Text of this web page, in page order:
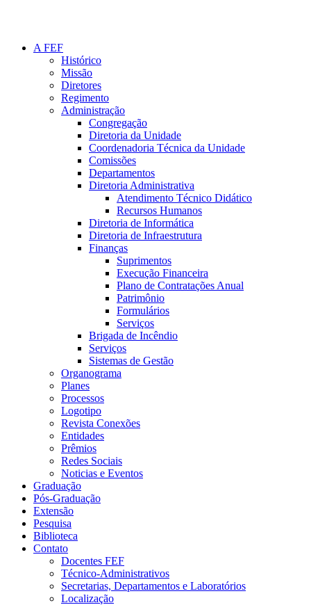
A FEF
Histórico
Missão
Diretores
Regimento
Administração
Congregação
Diretoria da Unidade
Coordenadoria Técnica da Unidade
Comissões
Departamentos
Diretoria Administrativa
Atendimento Técnico Didático
Recursos Humanos
Diretoria de Informática
Diretoria de Infraestrutura
Finanças
Suprimentos
Execução Financeira
Plano de Contratações Anual
Patrimônio
Formulários
Serviços
Brigada de Incêndio
Serviços
Sistemas de Gestão
Organograma
Planes
Processos
Logotipo
Revista Conexões
Entidades
Prêmios
Redes Sociais
Noticias e Eventos
Graduação
Pós-Graduação
Extensão
Pesquisa
Biblioteca
Contato
Docentes FEF
Técnico-Administrativos
Secretarias, Departamentos e Laboratórios
Localização